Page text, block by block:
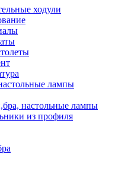
ходули
лампы
настольные лампы
из профиля